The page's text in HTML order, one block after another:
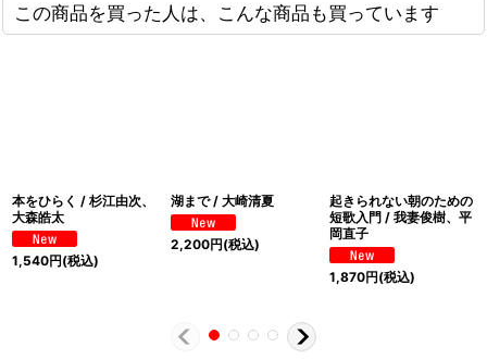
この商品を買った人は、こんな商品も買っています
本をひらく / 杉江由次、
大森皓太
1,540円(税込)
湖まで / 大崎清夏
2,200円(税込)
起きられない朝のための
短歌入門 / 我妻俊樹、平
岡直子
1,870円(税込)